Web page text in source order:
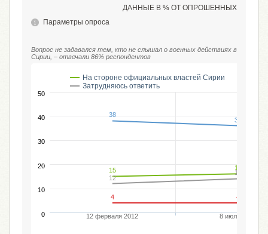
ДАННЫЕ В % ОТ ОПРОШЕННЫХ
Параметры опроса
Вопрос не задавался тем, кто не слышал о военных действиях в
Сирии, – отвечали 86% респондентов
12
14
38
36
4 4
15 16
На стороне официальных властей Сирии
Затрудняюсь ответить
12 ферваля 2012 8 июля 2012
0
10
20
30
40
50